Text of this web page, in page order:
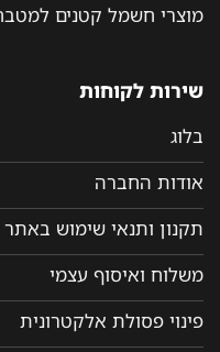
מוצרי חשמל קטנים למטבח
שירות לקוחות
בלוג
אודות החברה
תקנון ותנאי שימוש באתר
משלוח ואיסוף עצמי
פינוי פסולת אלקטרונית